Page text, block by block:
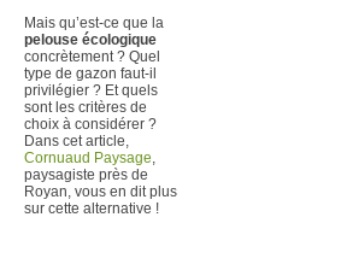
Mais qu’est-ce que la
pelouse écologique
concrètement ? Quel
type de gazon faut-il
privilégier ? Et quels
sont les critères de
choix à considérer ?
Dans cet article,
Cornuaud Paysage
paysagiste près de
Royan, vous en dit plus
sur cette alternative !